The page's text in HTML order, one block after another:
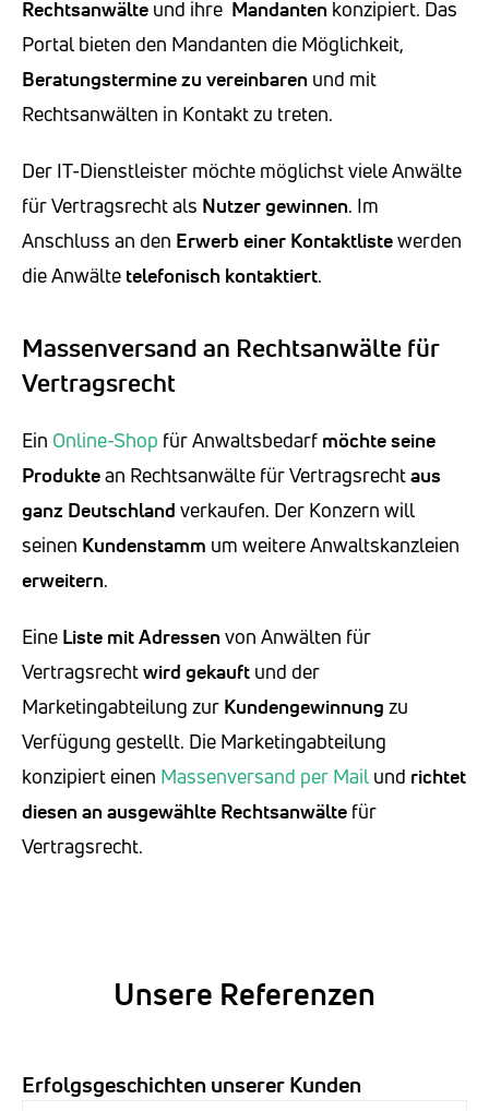
Rechtsanwälte und ihre Mandanten konzipiert. Das
Portal bieten den Mandanten die Möglichkeit,
Beratungstermine zu vereinbaren und mit
Rechtsanwälten in Kontakt zu treten.
Der IT-Dienstleister möchte möglichst viele Anwälte
für Vertragsrecht als Nutzer gewinnen. Im
Anschluss an den Erwerb einer Kontaktlistewerden
die Anwälte telefonisch kontaktiert.
Massenversand an Rechtsanwälte für
Vertragsrecht
Ein Online-Shop für Anwaltsbedarf möchte seine
Produktean Rechtsanwälte für Vertragsrechtaus
ganz Deutschland verkaufen. Der Konzern will
seinen Kundenstamm um weitere Anwaltskanzleien
erweitern.
Eine Liste mit Adressen von Anwälten für
Vertragsrechtwird gekauft und der
Marketingabteilung zur Kundengewinnung zu
Verfügung gestellt. Die Marketingabteilung
konzipiert einen Massenversand per Mail und richtet
diesen an ausgewählte Rechtsanwälte für
Vertragsrecht.
Unsere Referenzen
Erfolgsgeschichten unserer Kunden